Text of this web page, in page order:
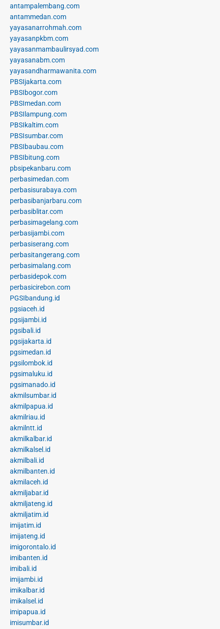
antampalembang.com
antammedan.com
yayasanarrohmah.com
yayasanpkbm.com
yayasanmambaulirsyad.com
yayasanabm.com
yayasandharmawanita.com
PBSIjakarta.com
PBSIbogor.com
PBSImedan.com
PBSIlampung.com
PBSIkaltim.com
PBSIsumbar.com
PBSIbaubau.com
PBSIbitung.com
pbsipekanbaru.com
perbasimedan.com
perbasisurabaya.com
perbasibanjarbaru.com
perbasiblitar.com
perbasimagelang.com
perbasijambi.com
perbasiserang.com
perbasitangerang.com
perbasimalang.com
perbasidepok.com
perbasicirebon.com
PGSIbandung.id
pgsiaceh.id
pgsijambi.id
pgsibali.id
pgsijakarta.id
pgsimedan.id
pgsilombok.id
pgsimaluku.id
pgsimanado.id
akmilsumbar.id
akmilpapua.id
akmilriau.id
akmilntt.id
akmilkalbar.id
akmilkalsel.id
akmilbali.id
akmilbanten.id
akmilaceh.id
akmiljabar.id
akmiljateng.id
akmiljatim.id
imijatim.id
imijateng.id
imigorontalo.id
imibanten.id
imibali.id
imijambi.id
imikalbar.id
imikalsel.id
imipapua.id
imisumbar.id